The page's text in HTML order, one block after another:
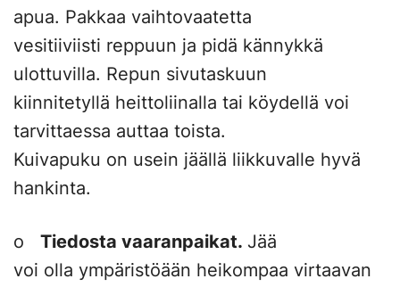
apua. Pakkaa vaihtovaatetta
vesitiiviisti reppuun ja pidä kännykkä
ulottuvilla. Repun sivutaskuun
kiinnitetyllä heittoliinalla tai köydellä voi
tarvittaessa auttaa toista.
Kuivapuku on usein jäällä liikkuvalle hyvä
hankinta.
o Tiedosta vaaranpaikat. Jää
voi olla ympäristöään heikompaa virtaavan